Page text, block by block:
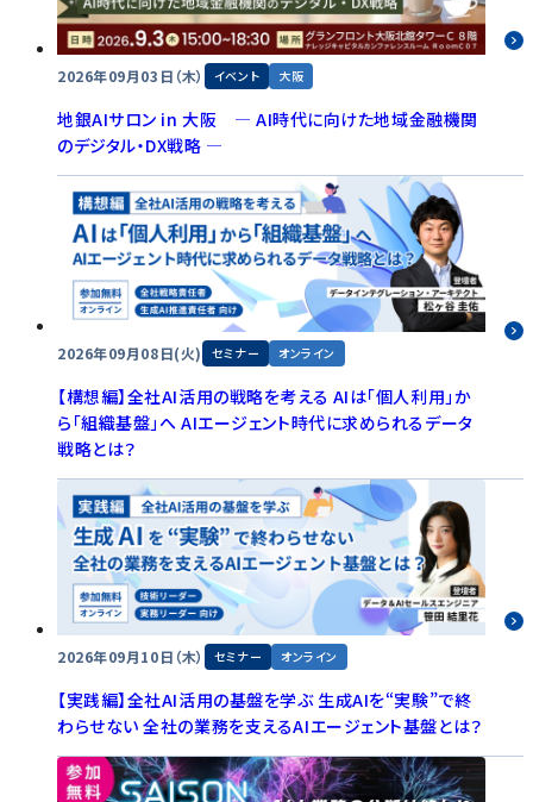
2026年09月03日（木） イベント 大阪
地銀AIサロン in 大阪 ― AI時代に向けた地域金融機関
のデジタル・DX戦略 ―
2026年09月08日(火) セミナー オンライン
【構想編】全社AI活用の戦略を考える AIは「個人利用」か
ら「組織基盤」へ AIエージェント時代に求められるデータ
戦略とは？
2026年09月10日（木） セミナー オンライン
【実践編】全社AI活用の基盤を学ぶ 生成AIを“実験”で終
わらせない 全社の業務を支えるAIエージェント基盤とは？